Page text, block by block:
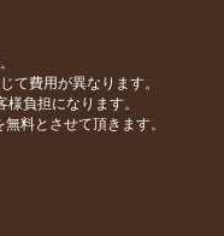
て費用が異なります。
負担になります。
料とさせて頂きます。